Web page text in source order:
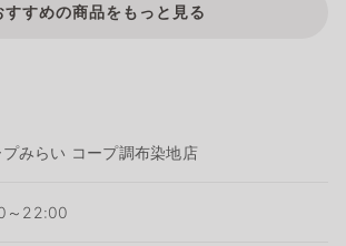
すすめの商品をもっと見る
プみらい コープ調布染地店
～22:00